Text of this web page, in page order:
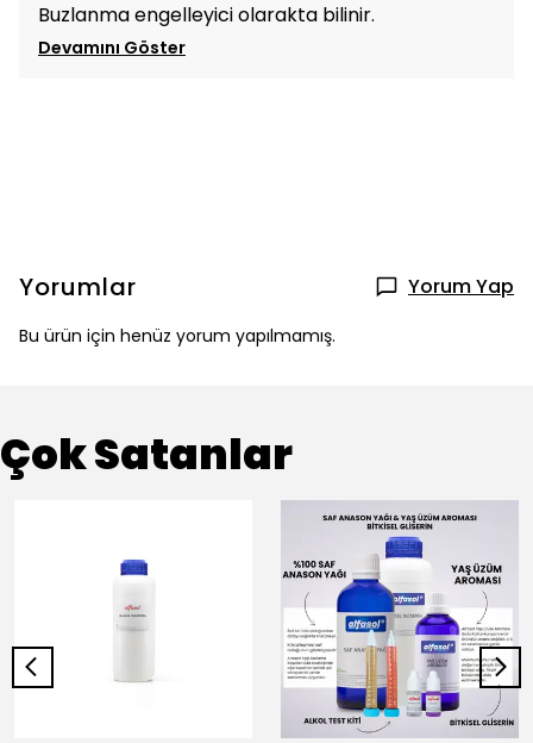
Buzlanma engelleyici olarakta bilinir.
Devamını Göster
Yorumlar Yorum Yap
Bu ürün için henüz yorum yapılmamış.
Çok Satanlar